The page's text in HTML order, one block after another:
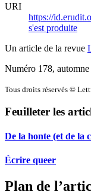
URI
https://
s'est produite
Un article de la revue
Numéro 178,
Tous droits réservés ©
Feuilleter les
De la honte (et de la
Écrire queer
Plan de